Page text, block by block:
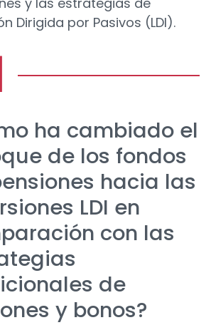
Dirigida por Pasivos (LDI).
ha cambiado el
de los fondos
hacia las
LDI en
con las
de
y bonos?